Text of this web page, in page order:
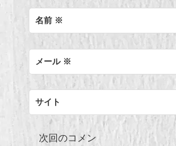
名前 ※
メール ※
サイト
次回のコメン